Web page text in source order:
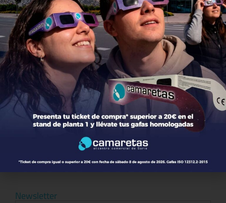
Política de Cookies
Bases legales Concursos y Promociones
Tiendas
Moda
Hogar y Alimentación
Regalos y Complementos
Ocio y Restauración
Otros comparativos
Newsletter